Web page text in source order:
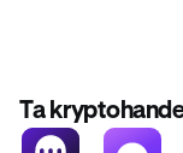
Ta